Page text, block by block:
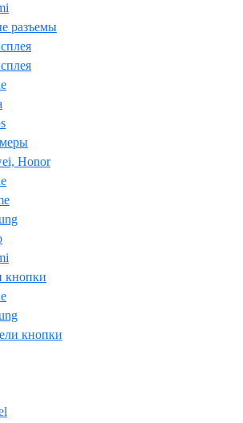
разъемы
Honor
кнопки
кнопки